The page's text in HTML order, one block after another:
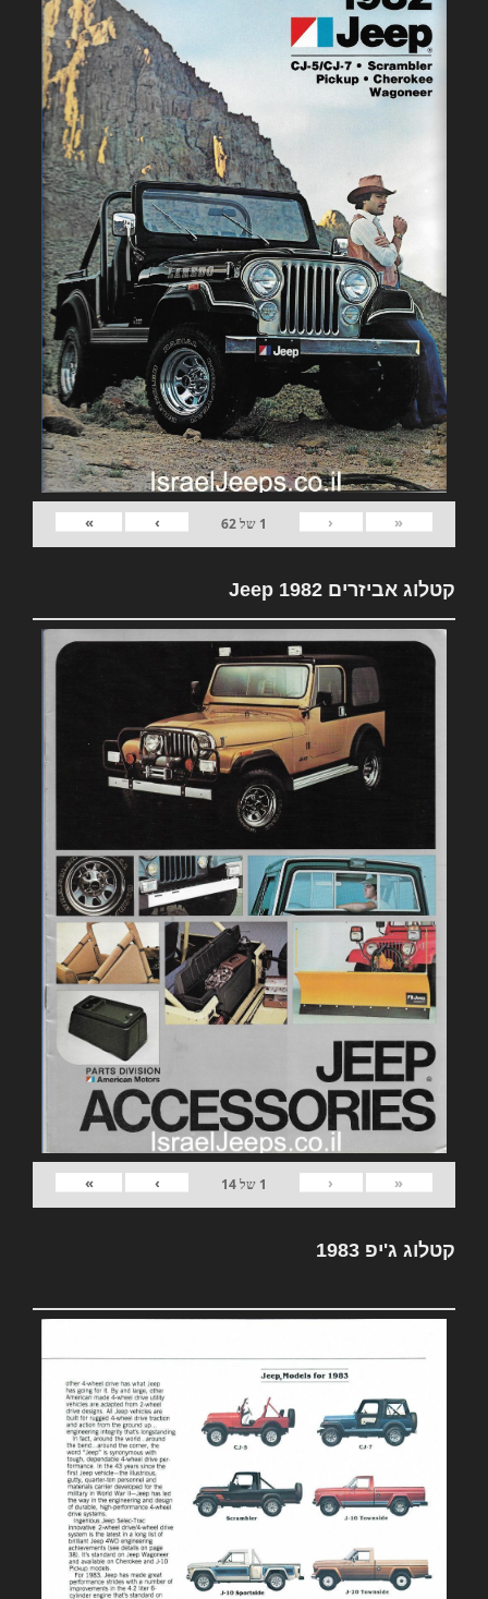
«
‹
1 של62
›
»
קטלוג אביזרים 1982 Jeep
«
‹
1 של14
›
»
קטלוג ג'יפ 1983